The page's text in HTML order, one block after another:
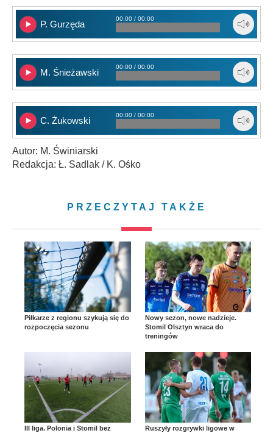
P. Gurzęda
00:00 / 00:00
M. Śnieżawski
00:00 / 00:00
C. Żukowski
00:00 / 00:00
Autor: M. Świniarski
Redakcja: Ł. Sadlak / K. Ośko
PRZECZYTAJ TAKŻE
Piłkarze z regionu szykują się do
rozpoczęcia sezonu
Nowy sezon, nowe nadzieje.
Stomil Olsztyn wraca do
treningów
III liga. Polonia i Stomil bez
Ruszyły rozgrywki ligowe w